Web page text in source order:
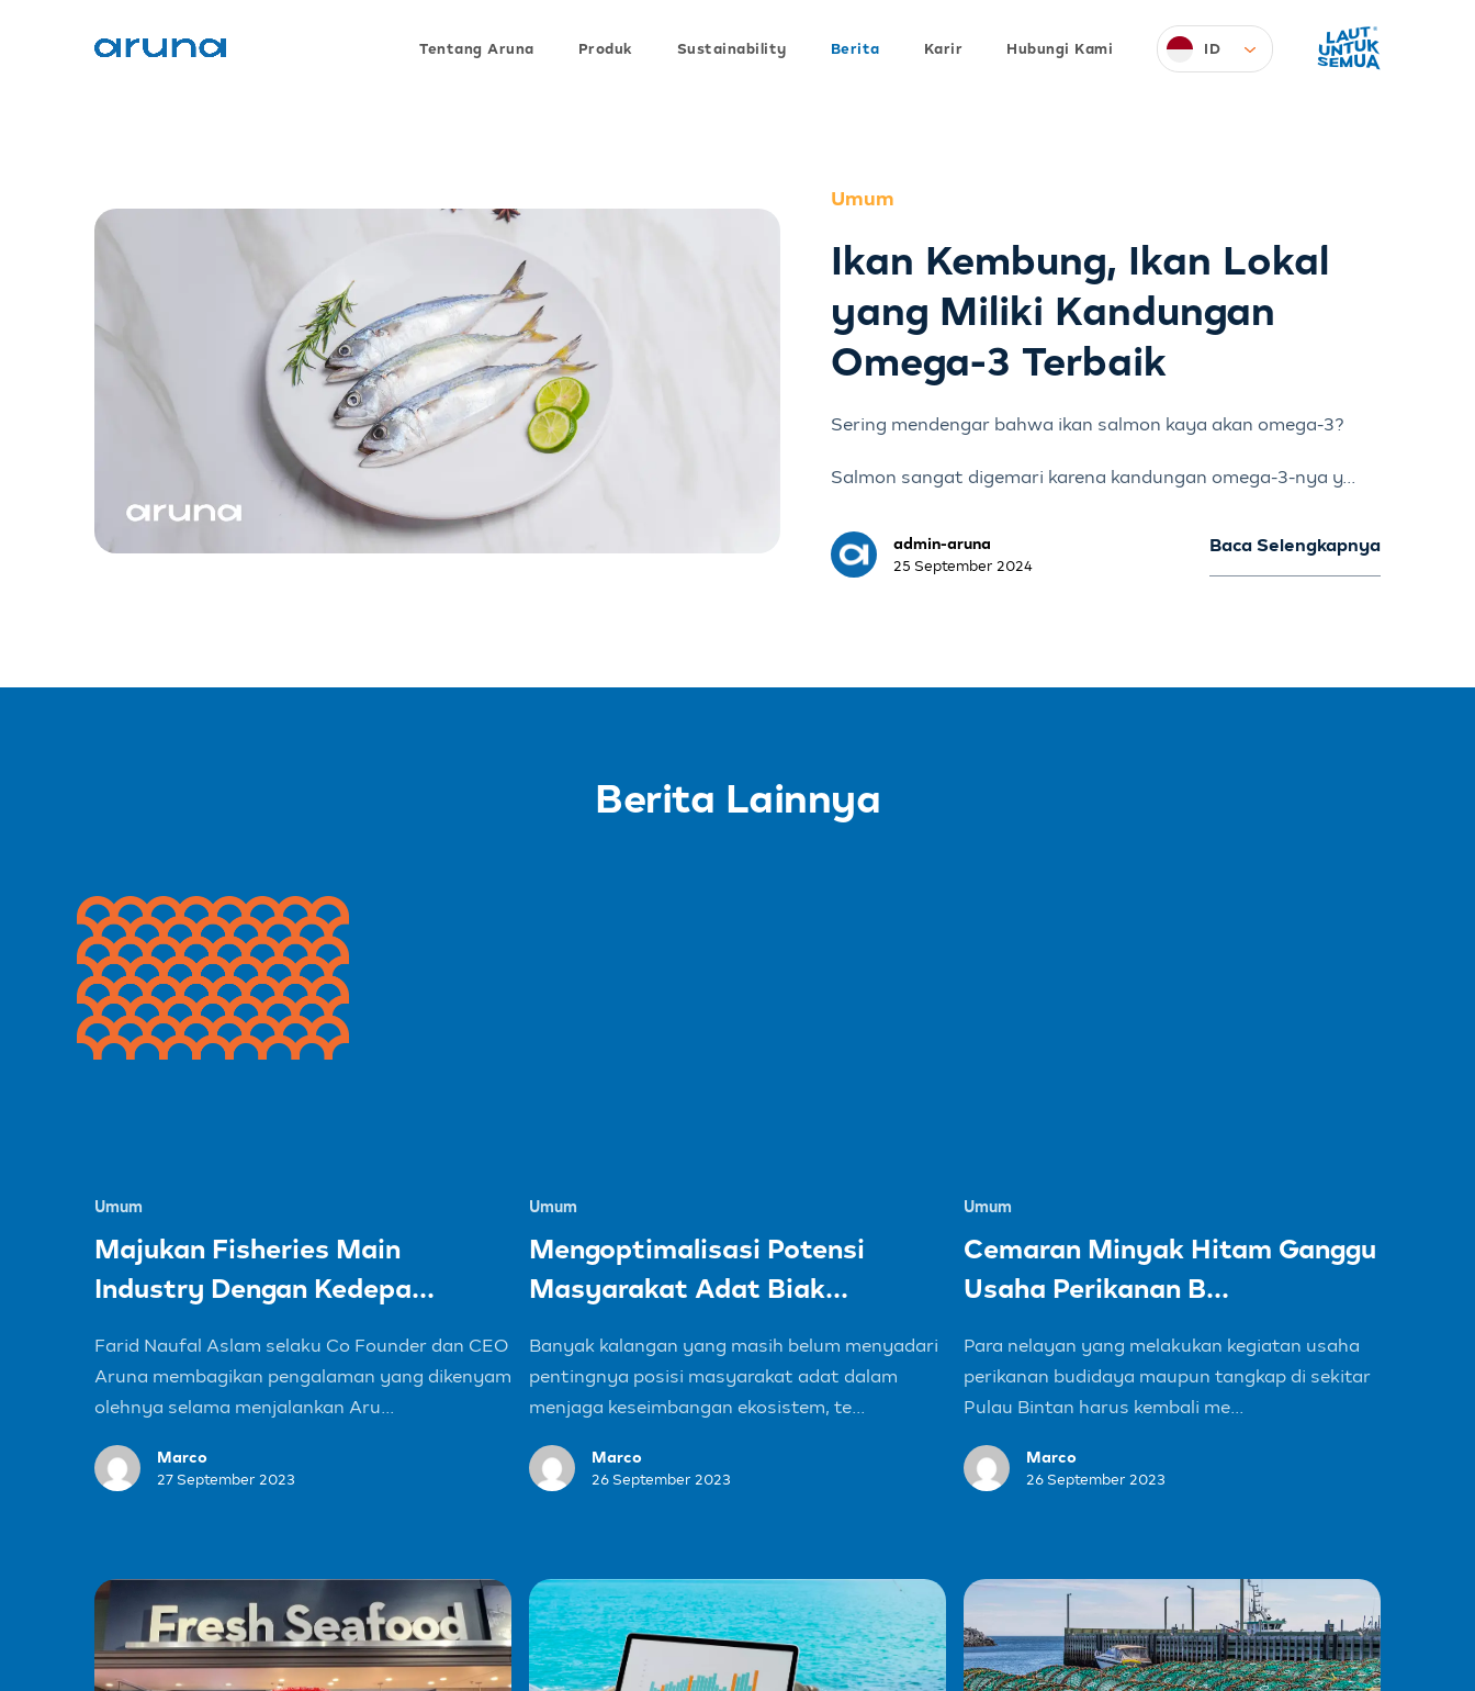
Tentang Aruna Produk Sustainability Berita Karir Hubungi Kami ID
Umum
Ikan Kembung, Ikan Lokal
yang Miliki Kandungan
Omega-3 Terbaik
Sering mendengar bahwa ikan salmon kaya akan omega-3?
Salmon sangat digemari karena kandungan omega-3-nya y...
admin-aruna
25 September 2024
Baca Selengkapnya
Berita Lainnya
Umum
Majukan Fisheries Main
Industry Dengan Kedepa...
Farid Naufal Aslam selaku Co Founder dan CEO
Aruna membagikan pengalaman yang dikenyam
olehnya selama menjalankan Aru...
Marco
27 September 2023
Umum
Mengoptimalisasi Potensi
Masyarakat Adat Biak...
Banyak kalangan yang masih belum menyadari
pentingnya posisi masyarakat adat dalam
menjaga keseimbangan ekosistem, te...
Marco
26 September 2023
Umum
Cemaran Minyak Hitam Ganggu
Usaha Perikanan B...
Para nelayan yang melakukan kegiatan usaha
perikanan budidaya maupun tangkap di sekitar
Pulau Bintan harus kembali me...
Marco
26 September 2023